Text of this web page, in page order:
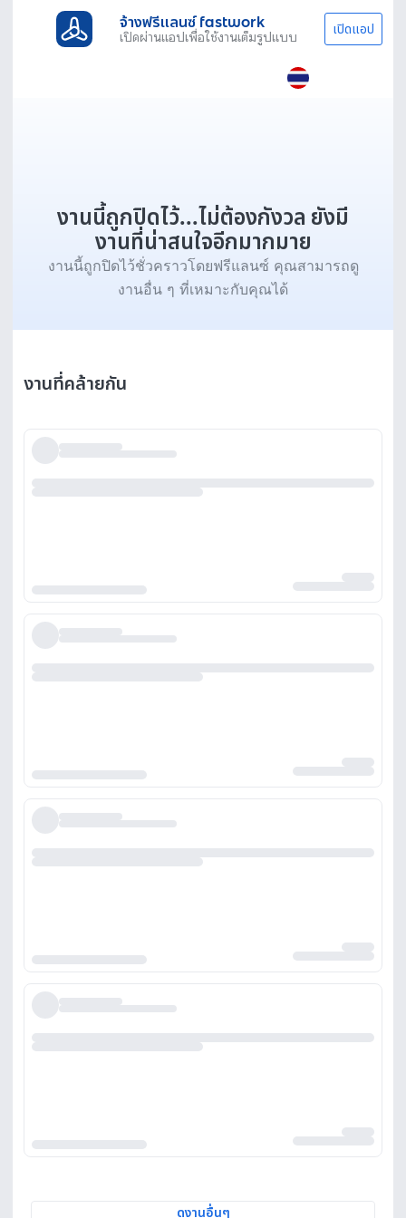
จ้างฟรีแลนซ์ fastwork
เปิดผ่านแอปเพื่อใช้งานเต็มรูปแบบ เปิดแอป
งานนี้ถูกปิดไว้...ไม่ต้องกังวล ยังมี
งานที่น่าสนใจอีกมากมาย
งานนี้ถูกปิดไว้ชั่วคราวโดยฟรีแลนซ์ คุณสามารถดู
งานอื่น ๆ ที่เหมาะกับคุณได้
งานที่คล้ายกัน
ดูงานอื่นๆ